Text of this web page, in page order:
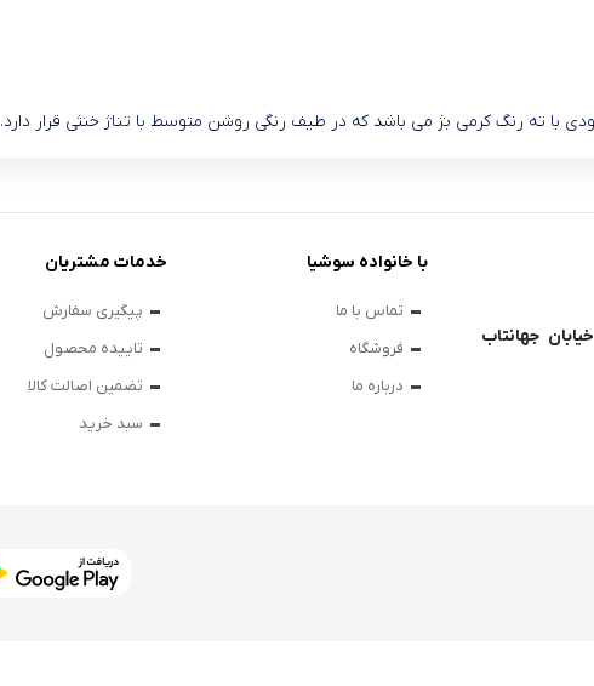
رنگ کرمی بژ می باشد که در طیف رنگی روشن متوسط با تناژ خنثی قرار دارد.
جهانتاب
با خانواده سوشیا
تماس با ما
فروشگاه
درباره ما
خدمات مشتریان
پیگیری سفارش
تاییده محصول
تضمین اصالت کالا
سبد خرید